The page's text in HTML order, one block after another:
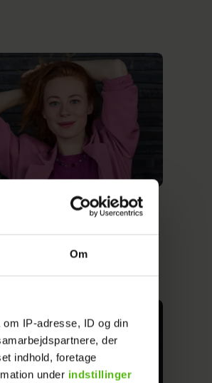
Om
IP-adresse, ID og din
der
indhold, foretage
under indstillinger
Bjerregaard mødte sin
hun var 18: "Jeg har lært
ham"